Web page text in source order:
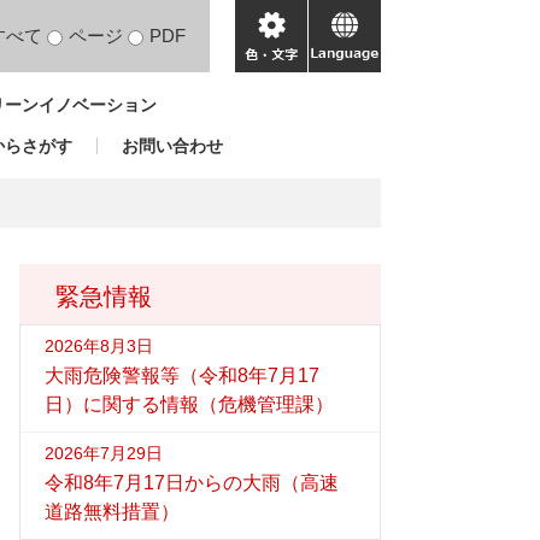
べて ページ PDF
色・
文
language
ンイノベーション
らさがす お問い合わせ
緊急情報
2026年8月3日
大雨危険警報等（令和8年7月17
日）に関する情報（危機管理課）
2026年7月29日
令和8年7月17日からの大雨（高速
道路無料措置）